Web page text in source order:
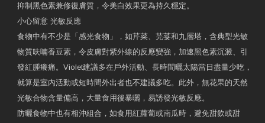
抑制黑色素兼修復膚質，令美白效果更為持久穩定。
小心留意 光敏反應
食物中有不少是「感光食物」，如芹菜、芫荽和九層塔，含典型光敏
物質呋喃香豆素，令皮膚對紫外線的反應變強，加速黑色素沉澱、引
發紅腫癢痛。Violet建議多在戶外活動、長時間曬太陽當日盡量少吃，
就算是室內活動或短時間外出者也不建議多吃。此外，無花果的天然
光敏合物含量偏高，大量食用後暴曬，易誘發光敏反應。
防曬食物中也有相沖組合，如食用紅蘿蔔或南瓜時，避免甜飲或甜